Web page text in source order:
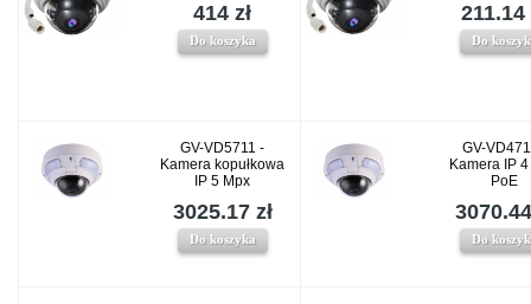
414 zł
Do koszyka
211.14
Do
GV-VD5711 -
Kamera kopułkowa
IP 5 Mpx
3025.17 zł
Do koszyka
GV-
Kamera IP
PoE
Do